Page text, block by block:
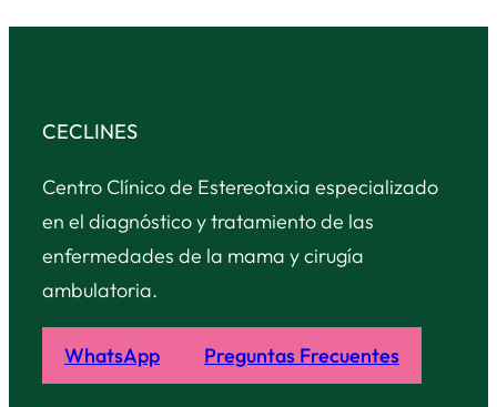
CECLINES
Centro Clínico de Estereotaxia especializado
en el diagnóstico y tratamiento de las
enfermedades de la mama y cirugía
ambulatoria.
WhatsApp Preguntas Frecuentes